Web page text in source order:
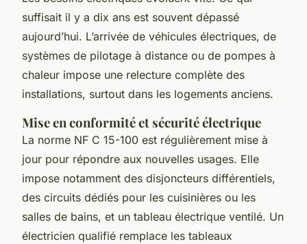
suffisait il y a dix ans est souvent dépassé
aujourd’hui. L’arrivée de véhicules électriques, de
systèmes de pilotage à distance ou de pompes à
chaleur impose une relecture complète des
installations, surtout dans les logements anciens.
Mise en conformité et sécurité électrique
La norme NF C 15-100 est régulièrement mise à
jour pour répondre aux nouvelles usages. Elle
impose notamment des disjoncteurs différentiels,
des circuits dédiés pour les cuisinières ou les
salles de bains, et un tableau électrique ventilé. Un
électricien qualifié remplace les tableaux